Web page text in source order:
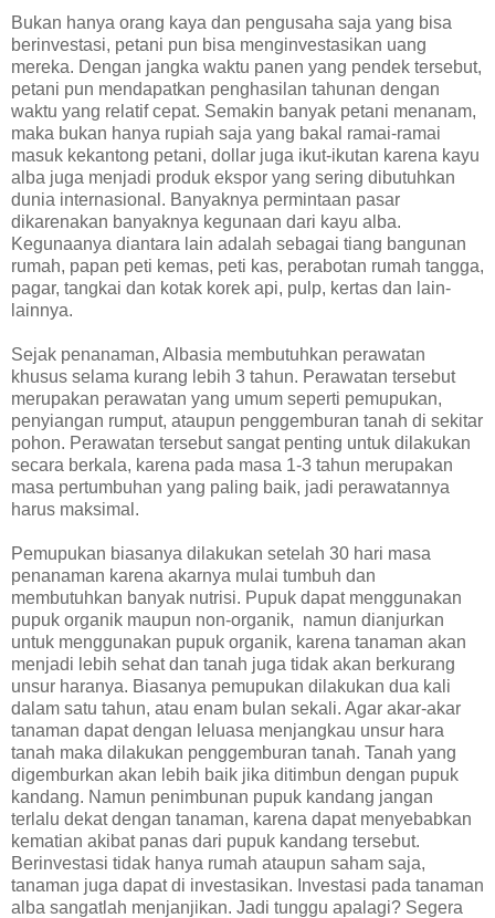
Bukan hanya orang kaya dan pengusaha saja yang bisa
berinvestasi, petani pun bisa menginvestasikan uang
mereka. Dengan jangka waktu panen yang pendek tersebut,
petani pun mendapatkan penghasilan tahunan dengan
waktu yang relatif cepat. Semakin banyak petani menanam,
maka bukan hanya rupiah saja yang bakal ramai-ramai
masuk kekantong petani, dollar juga ikut-ikutan karena kayu
alba juga menjadi produk ekspor yang sering dibutuhkan
dunia internasional. Banyaknya permintaan pasar
dikarenakan banyaknya kegunaan dari kayu alba.
Kegunaanya diantara lain adalah sebagai tiang bangunan
rumah, papan peti kemas, peti kas, perabotan rumah tangga,
pagar, tangkai dan kotak korek api, pulp, kertas dan lain-
lainnya.
Sejak penanaman, Albasia membutuhkan perawatan
khusus selama kurang lebih 3 tahun. Perawatan tersebut
merupakan perawatan yang umum seperti pemupukan,
penyiangan rumput, ataupun penggemburan tanah di sekitar
pohon. Perawatan tersebut sangat penting untuk dilakukan
secara berkala, karena pada masa 1-3 tahun merupakan
masa pertumbuhan yang paling baik, jadi perawatannya
harus maksimal.
Pemupukan biasanya dilakukan setelah 30 hari masa
penanaman karena akarnya mulai tumbuh dan
membutuhkan banyak nutrisi. Pupuk dapat menggunakan
pupuk organik maupun non-organik, namun dianjurkan
untuk menggunakan pupuk organik, karena tanaman akan
menjadi lebih sehat dan tanah juga tidak akan berkurang
unsur haranya. Biasanya pemupukan dilakukan dua kali
dalam satu tahun, atau enam bulan sekali. Agar akar-akar
tanaman dapat dengan leluasa menjangkau unsur hara
tanah maka dilakukan penggemburan tanah. Tanah yang
digemburkan akan lebih baik jika ditimbun dengan pupuk
kandang. Namun penimbunan pupuk kandang jangan
terlalu dekat dengan tanaman, karena dapat menyebabkan
kematian akibat panas dari pupuk kandang tersebut.
Berinvestasi tidak hanya rumah ataupun saham saja,
tanaman juga dapat di investasikan. Investasi pada tanaman
alba sangatlah menjanjikan. Jadi tunggu apalagi? Segera